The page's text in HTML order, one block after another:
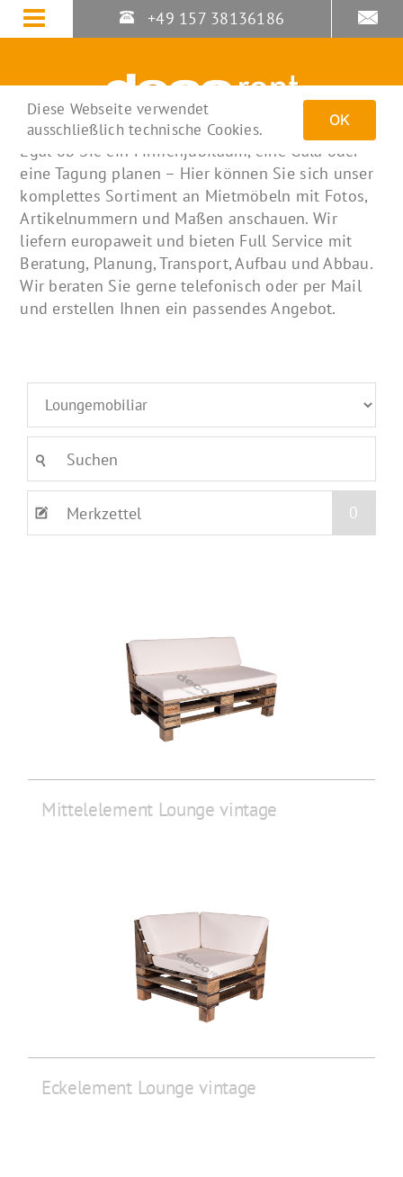
Zum
Inhalt
+49 157 38136186
Egal ob Sie ein Firmenjubiläum, eine Gala oder
eine Tagung planen – Hier können Sie sich unser
komplettes Sortiment an Mietmöbeln mit Fotos,
Artikelnummern und Maßen anschauen. Wir
liefern europaweit und bieten Full Service mit
Beratung, Planung, Transport, Aufbau und Abbau.
Wir beraten Sie gerne telefonisch oder per Mail
und erstellen Ihnen ein passendes Angebot.
Merkzettel 0
Mittelelement Lounge vintage
Eckelement Lounge vintage
Diese Webseite verwendet
ausschließlich technische Cookies.
OK